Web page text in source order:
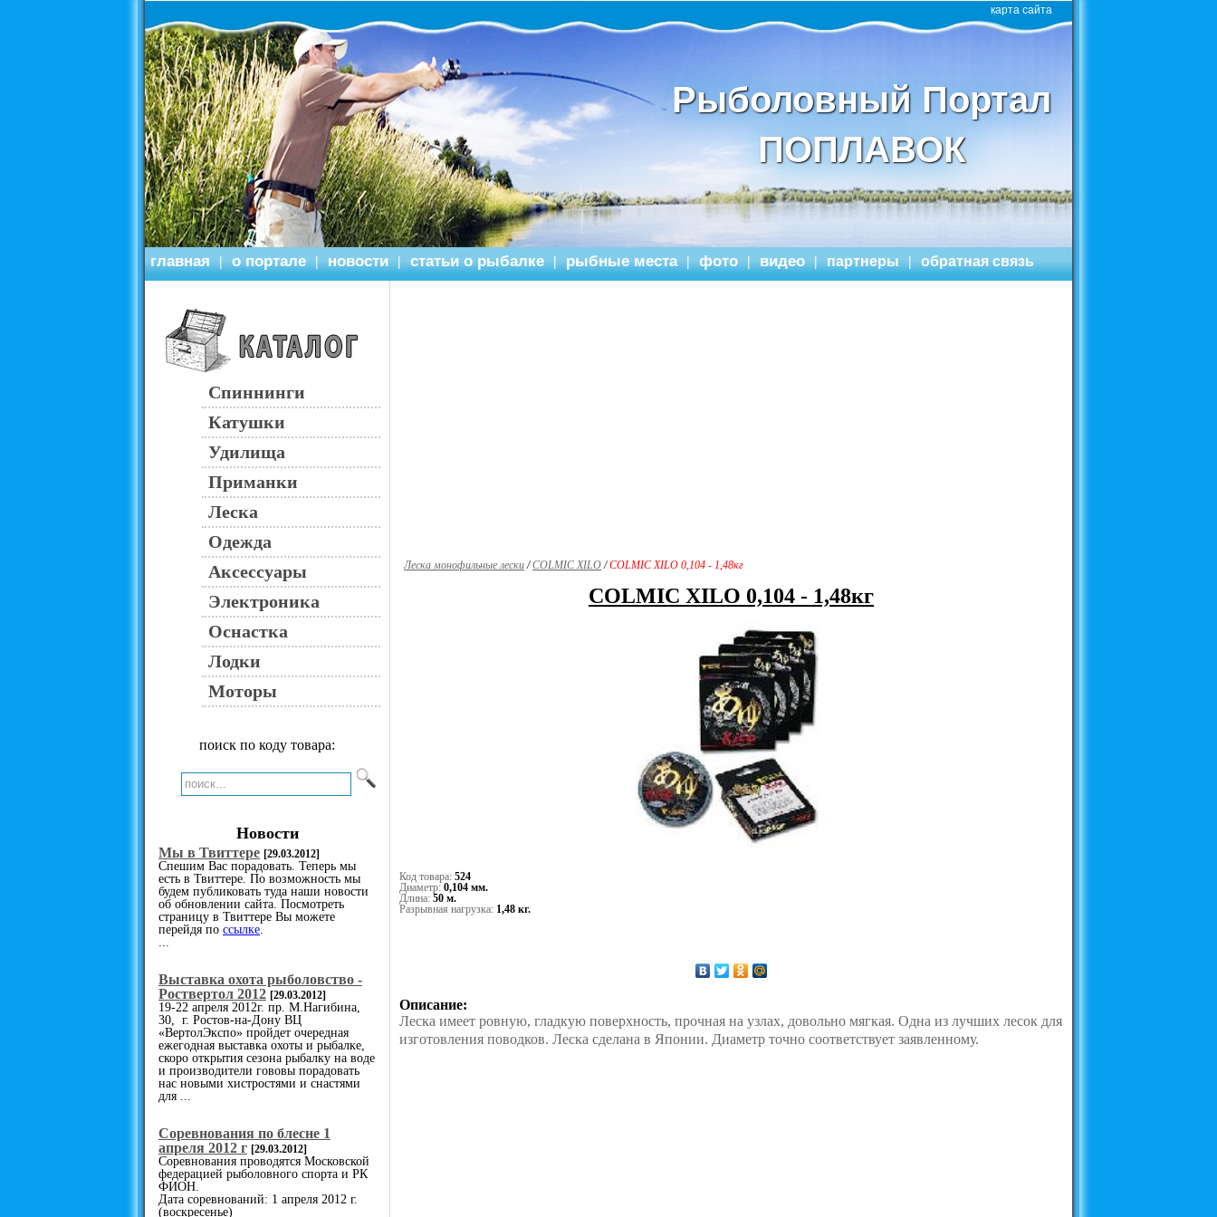
главная | о портале | новости | статьи о рыбалке | рыбные места | фото | видео | партнеры | обратная связь
карта сайта
Рыболовный Портал
ПОПЛАВОК
Спиннинги
Катушки
Удилища
Приманки
Леска
Одежда
Аксессуары
Электроника
Оснастка
Лодки
Моторы
поиск по коду товара:
Новости
Мы в Твиттере [29.03.2012]
Спешим Вас порадовать. Теперь мы
есть в Твиттере. По возможность мы
будем публиковать туда наши новости
об обновлении сайта. Посмотреть
страницу в Твиттере Вы можете
перейдя по ссылке
Выставка охота рыболовство -
Роствертол 2012 [29.03.2012]
19-22 апреля 2012г. пр. М.Нагибина,
30, г. Ростов-на-Дону ВЦ
«ВертолЭкспо» пройдет очередная
ежегодная выставка охоты и рыбалке,
скоро открытия сезона рыбалку на воде
и производители гововы порадовать
нас новыми хистростями и снастями
для ...
Cоревнования по блесне 1
апреля 2012 г [29.03.2012]
Соревнования проводятся Московской
федерацией рыболовного спорта и РК
ФИОН.
Дата соревнований: 1 апреля 2012 г.
(воскресенье)
Леска монофильные лески/COLMIC XILO/COLMIC XILO 0,104 - 1,48кг
COLMIC XILO 0,104 - 1,48кг
Код товара: 524
Диаметр: 0,104 мм.
Длина: 50 м.
Разрывная нагрузка: 1,48 кг.
Описание:
Леска имеет ровную, гладкую поверхность, прочная на узлах, довольно мягкая. Одна из лучших лесок для
изготовления поводков. Леска сделана в Японии. Диаметр точно соответствует заявленному.